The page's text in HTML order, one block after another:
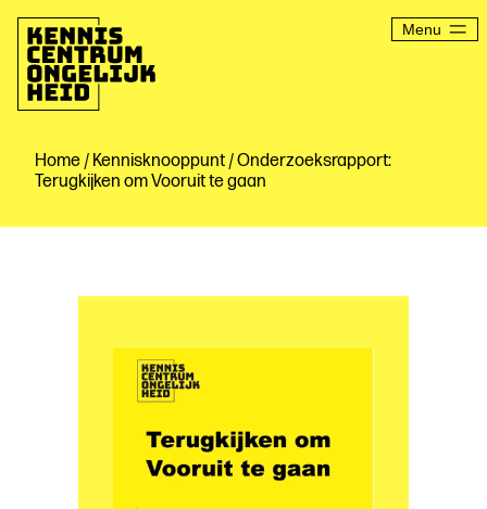
naar
inhoud
Menu
Home / Kennisknooppunt / Onderzoeksrapport:
Terugkijken om Vooruit te gaan